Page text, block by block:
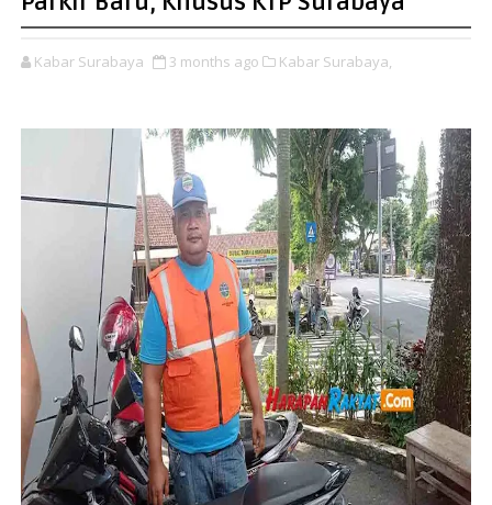
Kabar Surabaya 3 months ago Kabar Surabaya,